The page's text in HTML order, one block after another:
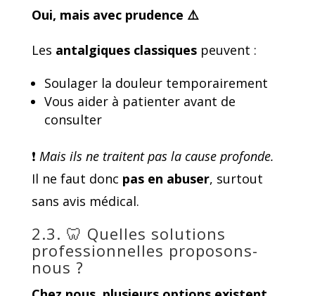
Oui, mais avec prudence ⚠
Les antalgiques classiquespeuvent :
Soulager la douleur temporairement
Vous aider à patienter avant de
consulter
❗ Mais ils ne traitent pas la cause profonde.
Il ne faut donc pas en abuser, surtout
sans avis médical.
2.3. 🦷 Quelles solutions
professionnelles proposons-
nous ?